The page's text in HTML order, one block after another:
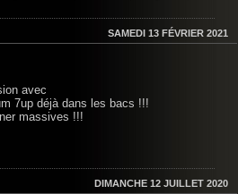
SAMEDI 13 FÉVRIER 2021
avec
7up déjà dans les bacs !!!
massives !!!
DIMANCHE 12 JUILLET 2020